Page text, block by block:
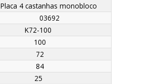
Modelo D D1D2D3HH1 hz-
d
Máx.
R.P.M
Orçamento
Placa 4 castanhas monobloco
03692
K72-100
100
72
84
25